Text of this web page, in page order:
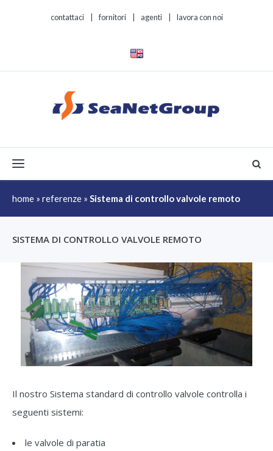
contattaci fornitori agenti lavora con noi
Toggle navigation
home » referenze » Sistema di controllo valvole remoto
SISTEMA DI CONTROLLO VALVOLE REMOTO
Il nostro Sistema standard di controllo valvole controlla i
seguenti sistemi:
le valvole di paratia